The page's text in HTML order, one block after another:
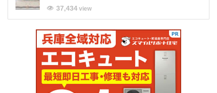
37,434 view